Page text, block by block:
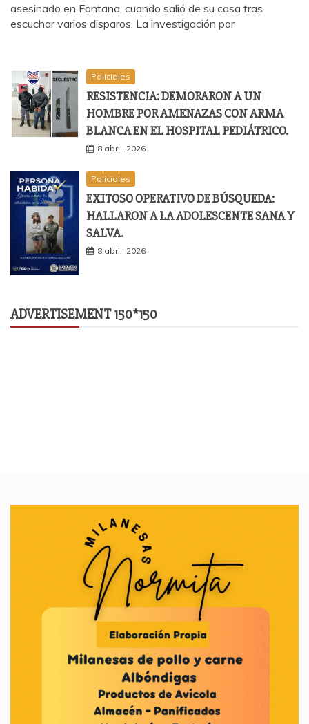
asesinado en Fontana, cuando salió de su casa tras
escuchar varios disparos. La investigación por
Policiales
RESISTENCIA: DEMORARON A UN
HOMBRE POR AMENAZAS CON ARMA
BLANCA EN EL HOSPITAL PEDIÁTRICO.
8 abril, 2026
Policiales
EXITOSO OPERATIVO DE BÚSQUEDA:
HALLARON A LA ADOLESCENTE SANA Y
SALVA.
8 abril, 2026
ADVERTISEMENT 150*150